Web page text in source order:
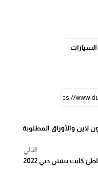
لاين والأوراق المطلوبة
التالي
كايت بيتش دبي 2022